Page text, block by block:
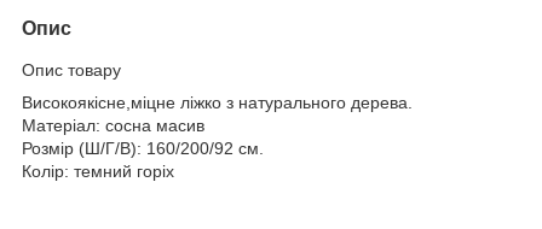
Опис
Опис товару
Високоякісне,міцне ліжко з натурального дерева.
Матеріал: сосна масив
Розмір (Ш/Г/В): 160/200/92 см.
Колір: темний горіх